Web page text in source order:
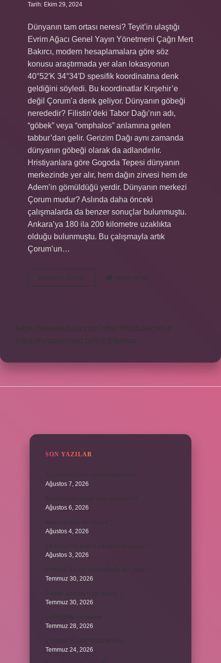
Tarih: Ekim 29, 2024
Dünyanın tam ortası neresi? Teyit’in ulaştığı
Evrim Ağacı Genel Yayın Yönetmeni Çağrı Mert
Bakırcı, modern hesaplamalara göre söz
konusu araştırmada yer alan lokasyonun
40°52′K 34°34′D spesifik koordinatına denk
geldiğini söyledi. Bu koordinatlar Kırşehir’e
değil Çorum’a denk geliyor. Dünyanın göbeği
nerededir? Filistin’deki Tabor Dağı’nın adı,
“göbek” veya “omphalos” anlamına gelen
tabbur’dan gelir. Gerizim Dağı aynı zamanda
dünyanın göbeği olarak da adlandırılır.
Hristiyanlara göre Gogoda Tepesi dünyanın
merkezinde yer alır, hem dağın zirvesi hem de
Adem’in gömüldüğü yerdir. Dünyanın merkezi
Çorum mudur? Aslında daha önceki
çalışmalarda da benzer sonuçlar bulunmuştu.
Ankara’ya 180 ila 200 kilometre uzaklıkta
olduğu bulunmuştu. Bu çalışmayla artık
Çorum’un…
Devamını okuyun
Dünyanın
Tam
Yorum Bırak
https://motorkulubu.com
https://mcifuar.com.tr
https://saytasinsaat.com.tr
Sitemap
SON YAZILAR
Ağustos 7, 2026
Ağustos 6, 2026
Ağustos 4, 2026
Ağustos 3, 2026
Temmuz 30, 2026
Temmuz 30, 2026
Temmuz 28, 2026
Temmuz 24, 2026